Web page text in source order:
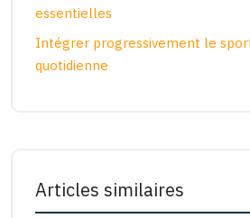
essentielles
Intégrer progressivement le
quotidienne
Articles similaires